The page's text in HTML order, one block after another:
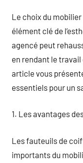
Le choix du
élément clé de
agencé peut
en rendant le
article vous
essentiels pour un
1. Les avantages
Les fauteuils de
importants du